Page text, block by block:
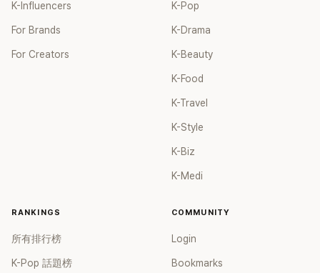
K-Influencers
For Brands
For Creators
K-Pop
K-Drama
K-Beauty
K-Food
K-Travel
K-Style
K-Biz
K-Medi
RANKINGS
所有排行榜
K-Pop 話題榜
COMMUNITY
Login
Bookmarks